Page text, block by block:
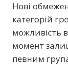
Нові
категорій
можливість
момент
певним